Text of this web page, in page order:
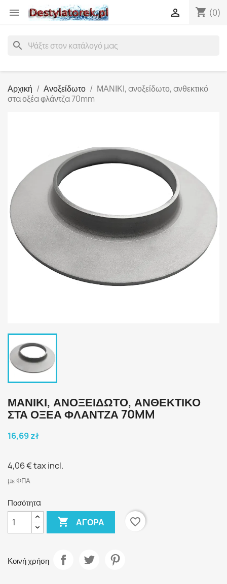
 shopping_cart (0)

search
Αρχική Ανοξείδωτο
ΜΑΝΙΚΙ, ανοξείδωτο, ανθεκτικό
στα οξέα φλάντζα 70mm
ΜΑΝΙΚΙ, ΑΝΟΞΕΊΔΩΤΟ, ΑΝΘΕΚΤΙΚΌ
ΣΤΑ ΟΞΈΑ ΦΛΆΝΤΖΑ 70MM
16,69 zł
4,06 €tax incl.
με ΦΠΑ
Ποσότητα
 ΑΓΟΡΆ favorite_border
Κοινή χρήση